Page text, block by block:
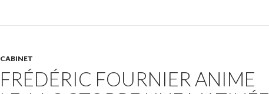
CABINET
FRÉDÉRIC FOURNIER ANIME